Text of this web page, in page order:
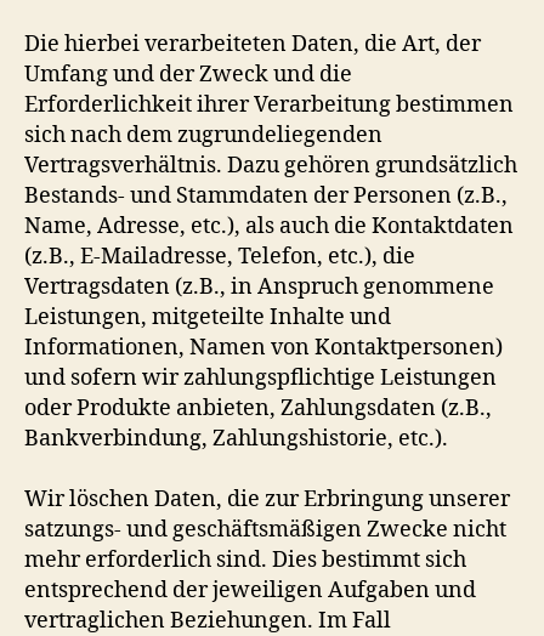
Die hierbei verarbeiteten Daten, die Art, der
Umfang und der Zweck und die
Erforderlichkeit ihrer Verarbeitung bestimmen
sich nach dem zugrundeliegenden
Vertragsverhältnis. Dazu gehören grundsätzlich
Bestands- und Stammdaten der Personen (z.B.,
Name, Adresse, etc.), als auch die Kontaktdaten
(z.B., E-Mailadresse, Telefon, etc.), die
Vertragsdaten (z.B., in Anspruch genommene
Leistungen, mitgeteilte Inhalte und
Informationen, Namen von Kontaktpersonen)
und sofern wir zahlungspflichtige Leistungen
oder Produkte anbieten, Zahlungsdaten (z.B.,
Bankverbindung, Zahlungshistorie, etc.).
Wir löschen Daten, die zur Erbringung unserer
satzungs- und geschäftsmäßigen Zwecke nicht
mehr erforderlich sind. Dies bestimmt sich
entsprechend der jeweiligen Aufgaben und
vertraglichen Beziehungen. Im Fall